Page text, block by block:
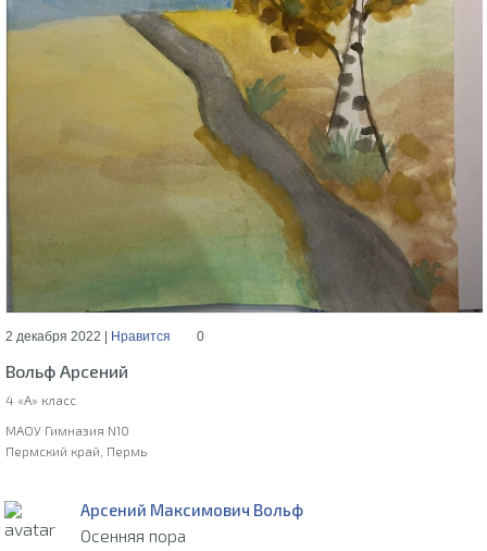
2 декабря 2022 | Нравится 0
Вольф Арсений
4 «А» класс
МАОУ Гимназия N10
Пермский край, Пермь
Арсений Максимович Вольф
Осенняя пора